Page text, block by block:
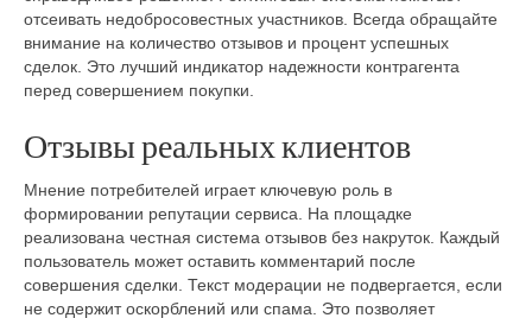
отсеивать недобросовестных участников. Всегда обращайте
внимание на количество отзывов и процент успешных
сделок. Это лучший индикатор надежности контрагента
перед совершением покупки.
Отзывы реальных клиентов
Мнение потребителей играет ключевую роль в
формировании репутации сервиса. На площадке
реализована честная система отзывов без накруток. Каждый
пользователь может оставить комментарий после
совершения сделки. Текст модерации не подвергается, если
не содержит оскорблений или спама. Это позволяет